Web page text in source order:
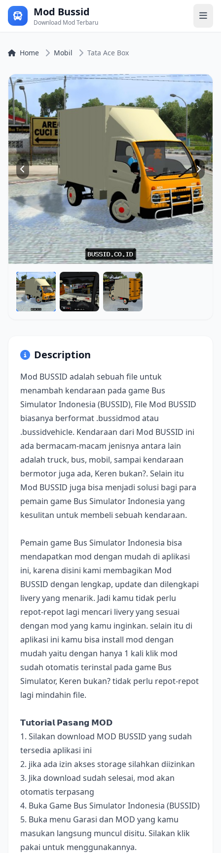
Mod Bussid
Download Mod Terbaru
Home Mobil Tata Ace Box
Description
Mod BUSSID adalah sebuah file untuk
menambah kendaraan pada game Bus
Simulator Indonesia (BUSSID), File Mod BUSSID
biasanya berformat .bussidmod atau
.bussidvehicle. Kendaraan dari Mod BUSSID ini
ada bermacam-macam jenisnya antara lain
adalah truck, bus, mobil, sampai kendaraan
bermotor juga ada, Keren bukan?. Selain itu
Mod BUSSID juga bisa menjadi solusi bagi para
pemain game Bus Simulator Indonesia yang
kesulitan untuk membeli sebuah kendaraan.
Pemain game Bus Simulator Indonesia bisa
mendapatkan mod dengan mudah di aplikasi
ini, karena disini kami membagikan Mod
BUSSID dengan lengkap, update dan dilengkapi
livery yang menarik. Jadi kamu tidak perlu
repot-repot lagi mencari livery yang sesuai
dengan mod yang kamu inginkan. selain itu di
aplikasi ini kamu bisa install mod dengan
mudah yaitu dengan hanya 1 kali klik mod
sudah otomatis terinstal pada game Bus
Simulator, Keren bukan? tidak perlu repot-repot
lagi mindahin file.
𝗧𝘂𝘁𝗼𝗿𝗶𝗮𝗹 𝗣𝗮𝘀𝗮𝗻𝗴 𝗠𝗢𝗗
1. Silakan download MOD BUSSID yang sudah
tersedia aplikasi ini
2. jika ada izin akses storage silahkan diizinkan
3. Jika download sudah selesai, mod akan
otomatis terpasang
4. Buka Game Bus Simulator Indonesia (BUSSID)
5. Buka menu Garasi dan MOD yang kamu
masukan langsung muncul disitu. Silakan klik
pakai untuk menggunakannya.